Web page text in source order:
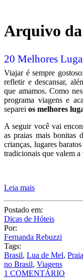
Arquivo
20 Melhores
Viajar é sempre
refletir e descansar,
que amamos. Como
programa viagens e
separei os melhores
A seguir você vai
as praias mais bonitas
crianças, lugares
tradicionais que valem a
Leia mais
Postado em:
Dicas de Hóteis
Por:
Fernanda Rebuzzi
Tags:
Brasil, Lua de Mel, Praia
no Brasil, Viagens
1 COMENTÁRIO